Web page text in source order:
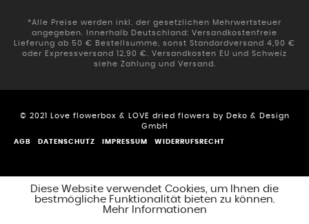
*Alle Preise werden inkl. der gesetzlichen Mehrwertsteuer
angegeben. Innerhalb Deutschland: Versandkostenfreie
Lieferung ab 50 € Bestellsumme, sonst Standardversand 4,90 €
oder Expressversand 12,90 €. Versandkosten EU und Schweiz
siehe Zahlung und Versand.
© 2021 Love flowerbox & LOVE dried flowers by Deko & Design
GmbH
AGB DATENSCHUTZ IMPRESSUM WIDERRUFSRECHT
Diese Website verwendet Cookies, um Ihnen die
bestmögliche Funktionalität bieten zu können.
Mehr Informationen